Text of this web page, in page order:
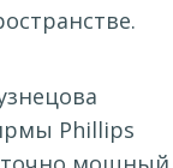
Phillips